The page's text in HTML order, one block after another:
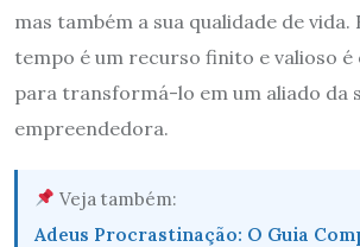
mas também a sua qualidade de
tempo é um recurso finito e valioso
para transformá-lo em um aliado da
empreendedora.
Veja também:
Adeus Procrastinação: O Guia